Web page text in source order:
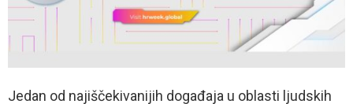
Jedan od najiščekivanijih događaja u oblasti ljudskih